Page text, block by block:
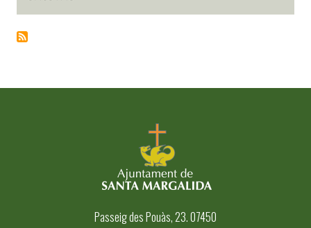
Passeig des Pouàs, 23. 07450